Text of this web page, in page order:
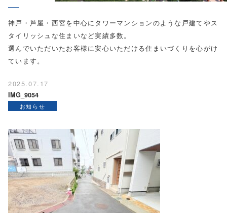
神戸・芦屋・西宮を中心にタワーマンションのような戸建てやス
タイリッシュな住まいなど実績多数。
選んでいただいたお客様に安心いただける住まいづくりを心がけ
ています。
2025.07.17
IMG_9054
お知らせ